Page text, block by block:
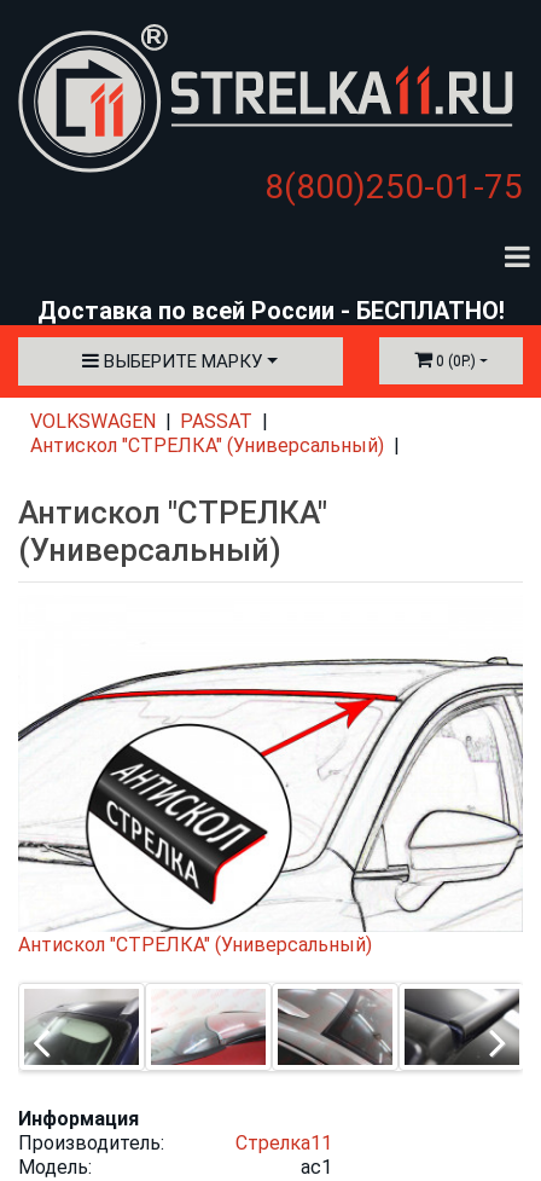
8(800)250-01-75
Доставка по всей России - БЕСПЛАТНО!
ВЫБЕРИТЕ МАРКУ 0 (0Р.)
VOLKSWAGEN
PASSAT
Антискол "СТРЕЛКА" (Универсальный)
Антискол "СТРЕЛКА"
(Универсальный)
Антискол "СТРЕЛКА" (Универсальный)
Информация
Производитель:
Стрелка11
Модель:
ac1